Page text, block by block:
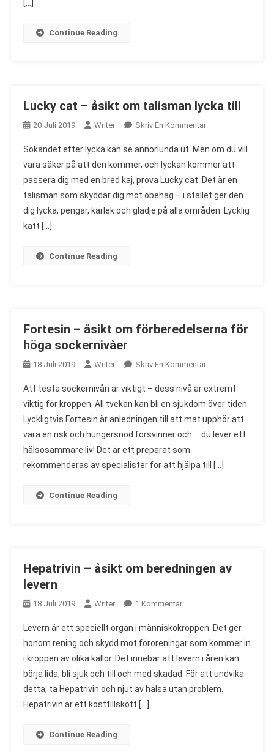
Continue Reading
Lucky cat – åsikt om talisman lycka till
20 Juli 2019 Writer Skriv En KommentarOn
Cat
–
Åsikt
Om
Talisman
Sökandet efter lycka kan se annorlunda ut. Men om du vill
vara säker på att den kommer, och lyckan kommer att
passera dig med en bred kaj, prova Lucky cat. Det är en
talisman som skyddar dig mot obehag – i stället ger den
dig lycka, pengar, kärlek och glädje på alla områden. Lycklig
katt […]
Continue Reading
Fortesin – åsikt om förberedelserna för
höga sockernivåer
18 Juli 2019 Writer Skriv En KommentarOn
–
Åsikt
Om
Förberedelserna
Höga
Att testa sockernivån är viktigt – dess nivå är extremt
viktig för kroppen. All tvekan kan bli en sjukdom över tiden.
Lyckligtvis Fortesin är anledningen till att mat upphör att
vara en risk och hungersnöd försvinner och … du lever ett
hälsosammare liv! Det är ett preparat som
rekommenderas av specialister för att hjälpa till […]
Continue Reading
Hepatrivin – åsikt om beredningen av
levern
18 Juli 2019 Writer 1 KommentarTill
–
Åsikt
Om
Beredningen
Av
Levern är ett speciellt organ i människokroppen. Det ger
honom rening och skydd mot föroreningar som kommer in
i kroppen av olika källor. Det innebär att levern i åren kan
börja lida, bli sjuk och till och med skadad. För att undvika
detta, ta Hepatrivin och njut av hälsa utan problem.
Hepatrivin är ett kosttillskott […]
Continue Reading